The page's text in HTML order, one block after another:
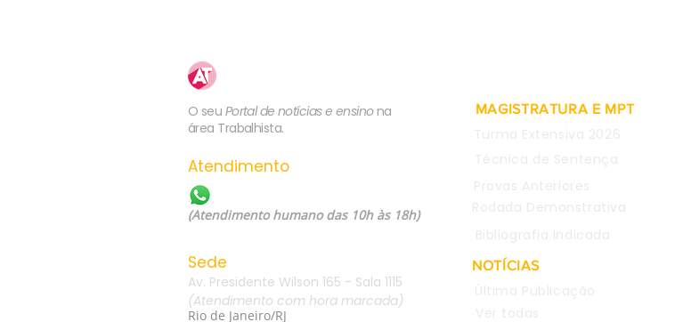
O seu Portal de notícias e ensino na
área Trabalhista.
Atendimento
(Atendimento humano das 10h às 18h)
Sede
Av. Presidente Wilson 165 - Sala 1115
(Atendimento com hora marcada)
Rio de Janeiro/RJ
MAGISTRATURA E MPT
NOTÍCIAS